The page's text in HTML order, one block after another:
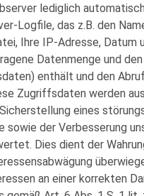
lediglich
Logfile, das z.B. den
Ihre IP-Adresse, Datum
Datenmenge und
enthält und den Abruf
Zugriffsdaten werden
eines
sowie der Verbesserung
Dies dient der
an einer korrekten